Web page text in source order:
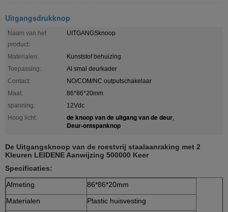
Uitgangsdrukknop
Naam van het
product:
UITGANGSknoop
Materialen:
Kunststof behuizing
Toepassing:
Al smal deurkader
Contact:
NO/COM/NC outputschakelaar
Maat:
86*86*20mm
spanning:
12Vdc
Hoog licht:
de knoop van de uitgang van de deur,
Deur-ontspanknop
De Uitgangsknoop van de roestvrij staalaanraking met 2
Kleuren LEIDENE Aanwijzing 500000 Keer
Specificaties:
Afmeting
86*86*20mm
Materialen
Plastic huisvesting